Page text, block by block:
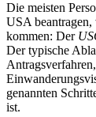
Die meisten
USA
kommen: Der
Der typische
genannten
ist.